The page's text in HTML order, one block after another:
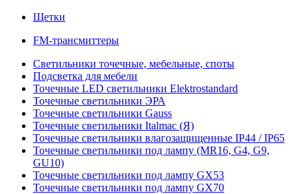
Щетки
FM-трансмиттеры
Светильники точечные, мебельные, споты
Подсветка для мебели
Точечные LED светильники Elektrostandard
Точечные светильники ЭРА
Точечные светильники Gauss
Точечные светильники Italmac (Я)
Точечные светильники влагозащищенные IP44 / IP65
Точечные светильники под лампу (MR16, G4, G9,
GU10)
Точечные светильники под лампу GX53
Точечные светильники под лампу GX70